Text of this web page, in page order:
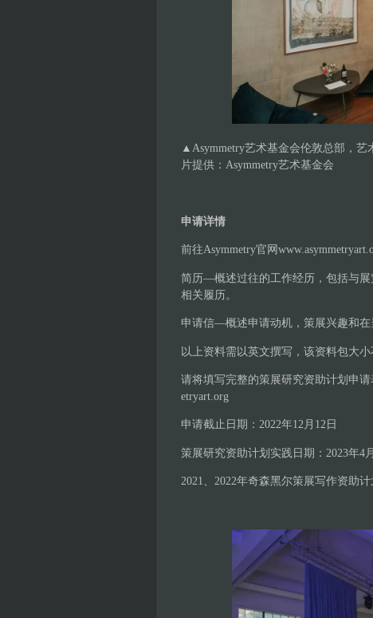
▲Asymmetry艺术基金会伦敦总部，艺
片提供：Asymmetry艺术基金会
申请详情
前往Asymmetry官网
简历—概述过往的工作经历，包括与
相关履历。
申请信—概述申请动机，策展兴趣和在
以上资料需以英文撰写，该资料包大小
请将填写完整的策展研究资助计划申
etryart.org
申请截止日期：2022年12月12日
策展研究资助计划实践日期：2023年4
2021、2022年奇森黑尔策展写作资助